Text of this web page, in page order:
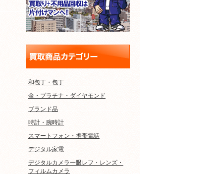
和包丁・包丁
金・プラチナ・ダイヤモンド
ブランド品
時計・腕時計
スマートフォン・携帯電話
デジタル家電
デジタルカメラ一眼レフ・レンズ・
フィルムカメラ